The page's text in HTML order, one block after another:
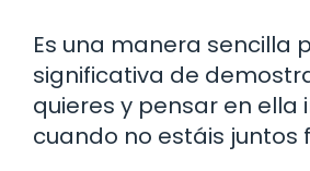
Es una manera sencilla
significativa de
quieres y pensar en ella
cuando no estáis juntos